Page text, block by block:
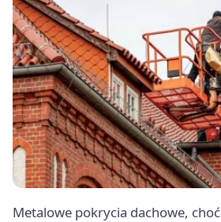
Metalowe pokrycia dachowe,